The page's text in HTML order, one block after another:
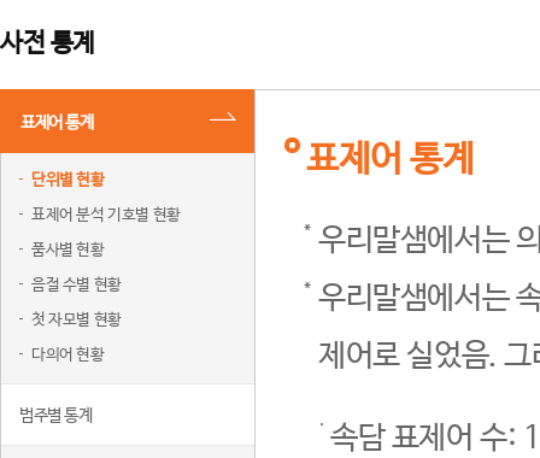
사전 통계
표제어 통계
단위별 현황
표제어 분석 기호별 현황
품사별 현황
음절 수별 현황
첫 자모별 현황
다의어 현황
범주별 통계
표제어 통계
우리말샘에서는
우리말샘에서는
제어로 실었음.
속담 표제어 수: